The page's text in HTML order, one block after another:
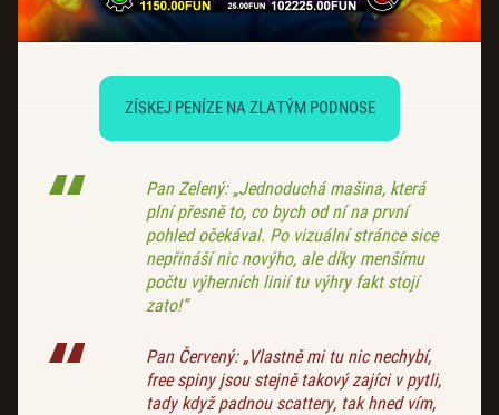
ZÍSKEJ PENÍZE NA ZLATÝM PODNOSE
Pan Zelený: „Jednoduchá mašina, která
plní přesně to, co bych od ní na první
pohled očekával. Po vizuální stránce sice
nepřináší nic novýho, ale díky menšímu
počtu výherních linií tu výhry fakt stojí
zato!“
Pan Červený: „Vlastně mi tu nic nechybí,
free spiny jsou stejně takový zajíci v pytli,
tady když padnou scattery, tak hned vím,